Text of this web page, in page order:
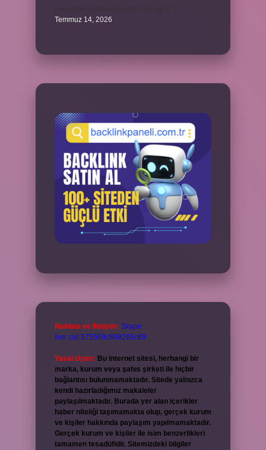
Temmuz 14, 2026
Reklam ve İletişim: Skype:
live:.cid.575569c608265c69
Yasal Uyarı: Bu internet sitesi, herhangi bir
marka, kurum veya şahıs şirketi ile hiçbir
bağlantısı bulunmamaktadır. Sitede yalnızca
kendi hazırladığımız makaleler
paylaşılmaktadır. Burada yer alan içerikler
haber niteliği taşımamakta olup, gerçek kurum
ve kişiler hakkında paylaşım yapılmamaktadır.
Gerçek kurum ve kişiler ile isim benzerlikleri
tamamen tesadüfidir. Sitemizdeki bilgiler